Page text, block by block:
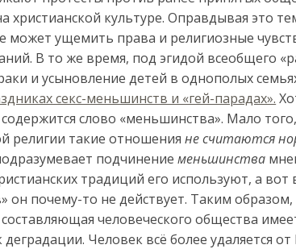
христианской культуре. Оправдывая это
может ущемить права и религиозные
В то же время, под эгидой всеобщего
и усыновление детей в однополых
секс-меньшинств и «гей-парадах».
слово «меньшинства». Мало
религии такие отношенияне считаются
подчинениеменьшинства
традиций его используют, а
он почему-то не действует. Таким
человеческого общества
Человек всё более удаляется от